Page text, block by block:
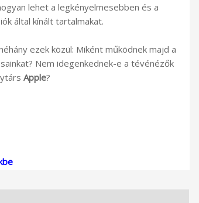
lehet a legkényelmesebben és a
által kínált tartalmakat.
ezek közül: Miként működnek majd a
Nem idegenkednek-e a tévénézők
Apple?